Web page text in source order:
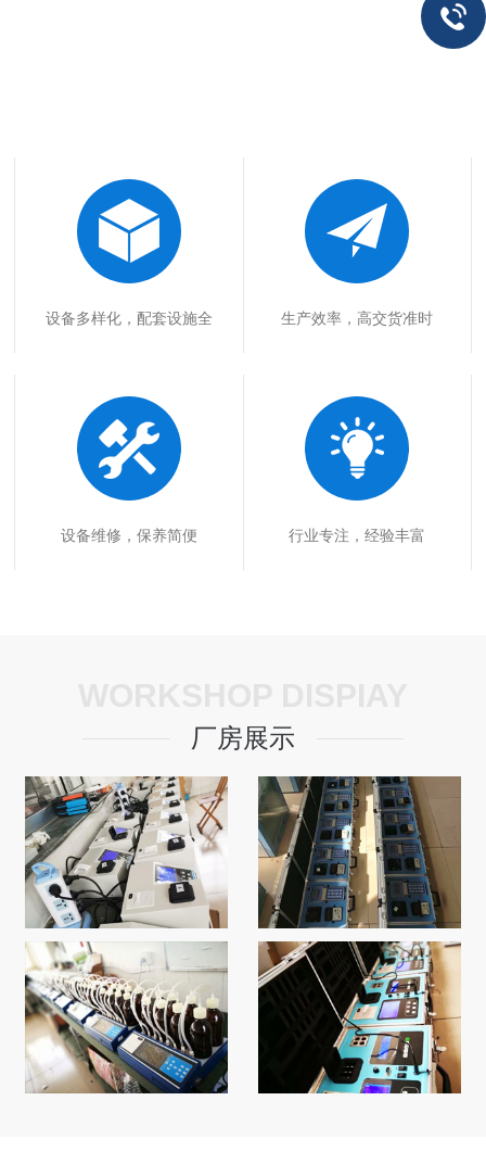
设备多样化，配套设施全 生产效率，高交货准时
设备维修，保养简便 行业专注，经验丰富
厂房展示